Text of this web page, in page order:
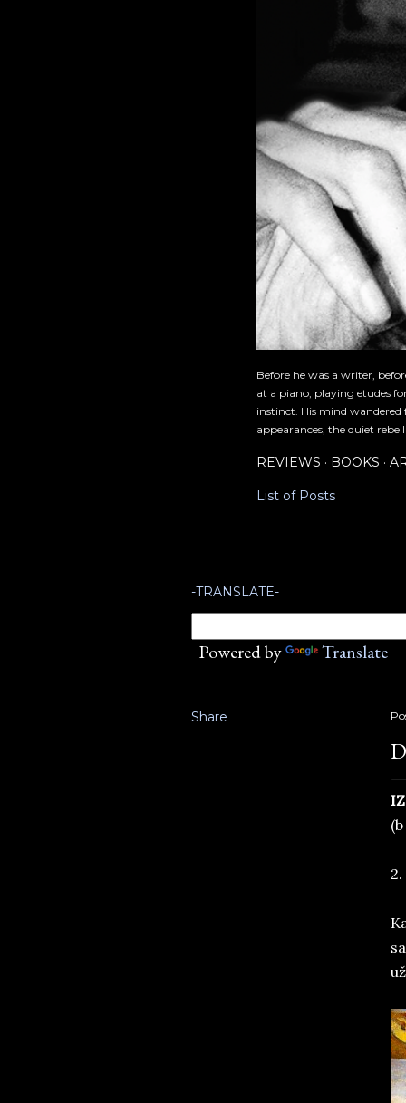
Before he was a writer,
at a piano, playing etudes
instinct. His mind
appearances, the quiet
REVIEWS BOOKS
List of Posts
-TRANSLATE-
Powered by Translate
Share